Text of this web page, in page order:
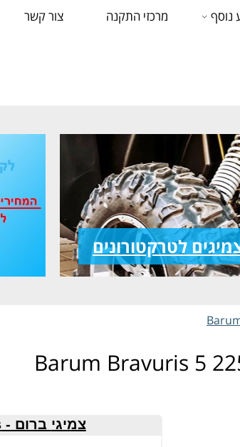
נוסף מרכזי התקנה צור קשר
לטרקטורונים
צמיגי ברום - Barum Tires